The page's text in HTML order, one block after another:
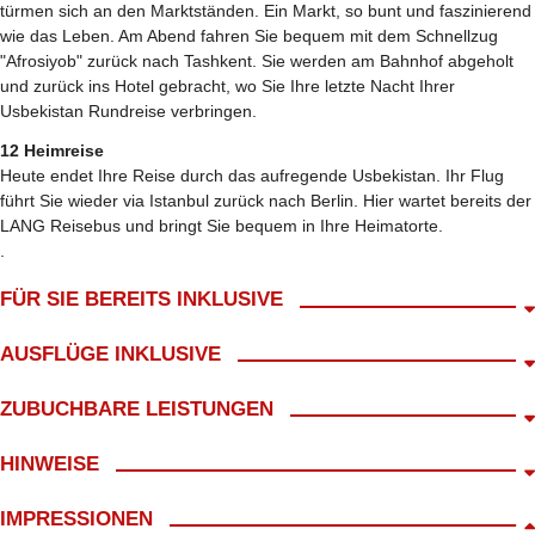
türmen sich an den Marktständen. Ein Markt, so bunt und faszinierend
wie das Leben. Am Abend fahren Sie bequem mit dem Schnellzug
"Afrosiyob" zurück nach Tashkent. Sie werden am Bahnhof abgeholt
und zurück ins Hotel gebracht, wo Sie Ihre letzte Nacht Ihrer
Usbekistan Rundreise verbringen.
12 Heimreise
Heute endet Ihre Reise durch das aufregende Usbekistan. Ihr Flug
führt Sie wieder via Istanbul zurück nach Berlin. Hier wartet bereits der
LANG Reisebus und bringt Sie bequem in Ihre Heimatorte.
FÜR SIE BEREITS INKLUSIVE
Abholung ab Wohnort gratis!
Fahrt im modernen Reisebus zum Flughafen
12 Treuepunkte
Flug ab Berlin nach Tashkent & zurück
Economyclass-Tickets für die Zugfahrten Tashkent - Kokand und
AUSFLÜGE INKLUSIVE
während der gesamten Reise
Zugfahrt Taschkent - Fergana
Eintritt Sawitski-Kunstmuseum
ZUBUCHBARE LEISTUNGEN
Einzelzimmerzuschlag 360,-€
zusätzliche Mahlzeiten & Getränke
HINWEISE
IMPRESSIONEN